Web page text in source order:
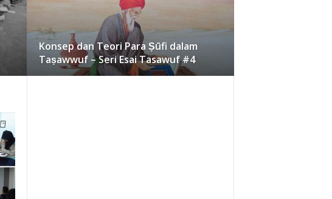
Konsep dan Teori Para Ṣūfi dalam
Taṣawwuf – Seri Esai Tasawuf #4